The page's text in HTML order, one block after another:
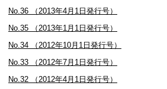
No.36 （2013年4月1日発行号）
No.35 （2013年1月1日発行号）
No.34 （2012年10月1日発行号）
No.33 （2012年7月1日発行号）
No.32 （2012年4月1日発行号）